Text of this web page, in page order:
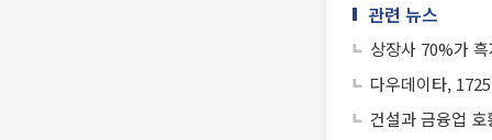
관련 뉴스
상장사 70%가
다우데이타,
건설과 금융업